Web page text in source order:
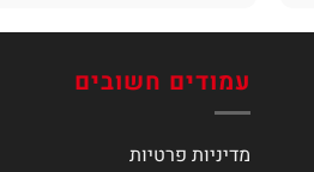
יש
סוגים.
ניתן
לבחור
עמודים חשובים
מדיניות פרטיות